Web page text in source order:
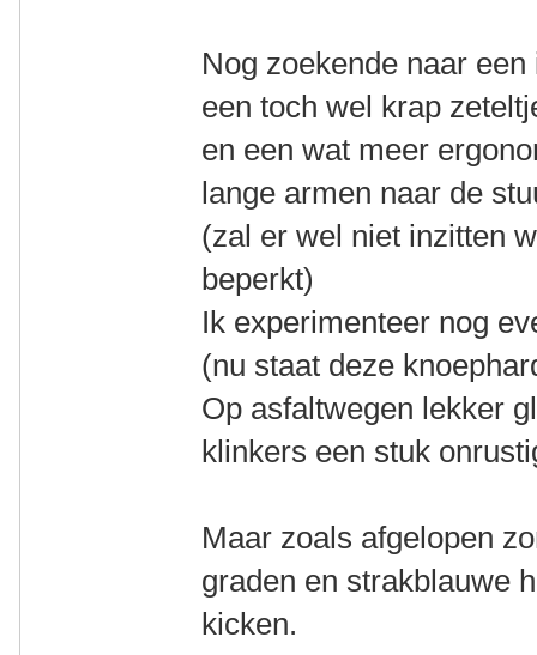
Nog zoekende naar
een toch wel krap
en een wat meer
lange armen naar de
(zal er wel niet inzitten
beperkt)
Ik experimenteer nog
(nu staat deze
Op asfaltwegen lekker
klinkers een stuk
Maar zoals afgelopen
graden en strakblauwe
kicken.